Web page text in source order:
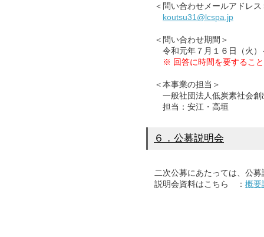
＜問い合わせメールアドレス
koutsu31@lcspa.jp
＜問い合わせ期間＞
令和元年７月１６日（火）
※ 回答に時間を要するこ
＜本事業の担当＞
一般社団法人低炭素社会創
担当：安江・高垣
６．公募説明会
二次公募にあたっては、公募
説明会資料はこちら ： 概要